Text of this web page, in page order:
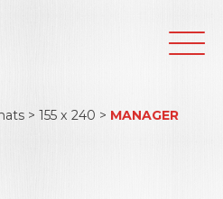
> 155 x 240 > MANAGER